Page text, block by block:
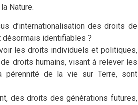
Nature.
d’internationalisation des droits de
désormais identifiables ?
les droits individuels et politiques,
droits humains, visant à relever les
pérennité de la vie sur Terre, sont
des droits des générations futures,